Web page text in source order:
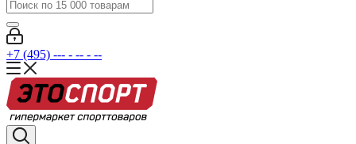
+7 (495) --- - -- - --